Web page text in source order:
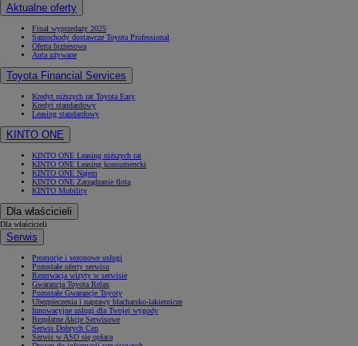
Aktualne oferty
Finał wyprzedaży 2025
Samochody dostawcze Toyota Professional
Oferta biznesowa
Auta używane
Toyota Financial Services
Kredyt niższych rat Toyota Easy
Kredyt standardowy
Leasing standardowy
KINTO ONE
KINTO ONE Leasing niższych rat
KINTO ONE Leasing konsumencki
KINTO ONE Najem
KINTO ONE Zarządzanie flotą
KINTO Mobility
Dla właścicieli
Dla właścicieli
Serwis
Promocje i sezonowe usługi
Pozostałe oferty serwisu
Rezerwacja wizyty w serwisie
Gwarancja Toyota Relax
Pozostałe Gwarancje Toyoty
Ubezpieczenia i naprawy blacharsko-lakiernicze
Innowacyjne usługi dla Twojej wygody
Bezpłatne Akcje Serwisowe
Serwis Dobrych Cen
Serwis w ASO się opłaca